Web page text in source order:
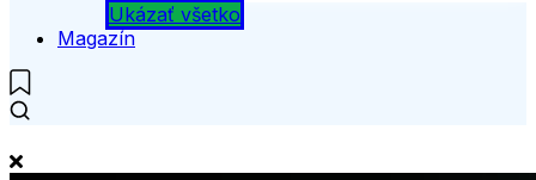
Ukázať všetko
Magazín